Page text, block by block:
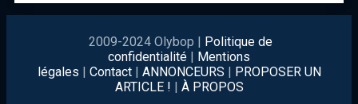
2009-2024 Olybop | Politique de
confidentialité | Mentions
légales | Contact| ANNONCEURS | PROPOSER UN
ARTICLE ! | À PROPOS